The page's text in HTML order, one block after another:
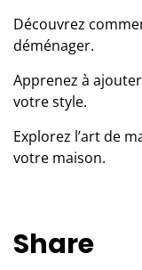
Découvrez
déménager.
Apprenez à
votre style.
Explorez l’art de
votre maison.
Share